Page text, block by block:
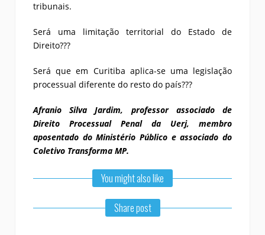
tribunais.
Será uma limitação territorial do Estado de
Direito???
Será que em Curitiba aplica-se uma legislação
processual diferente do resto do país???
Afranio Silva Jardim, professor associado de
Direito Processual Penal da Uerj, membro
aposentado do Ministério Público e associado do
Coletivo Transforma MP.
You might also like
Share post